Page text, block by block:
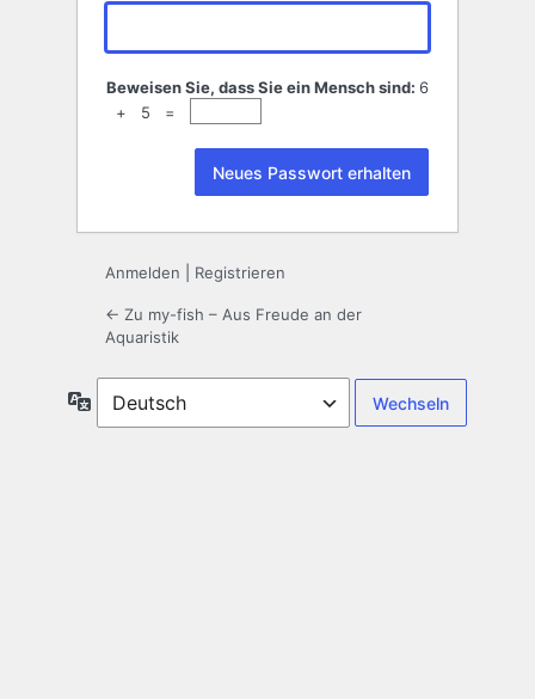
Beweisen Sie, dass Sie ein Mensch sind: 6
+ 5 =
Anmelden Registrieren
← Zu my-fish – Aus Freude an der
Aquaristik
Sprache